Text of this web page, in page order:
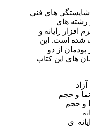
های فنی
رشته های
افزار رایانه و
شده است. این
از دو
های این کتاب
و حجم
و حجم
ای